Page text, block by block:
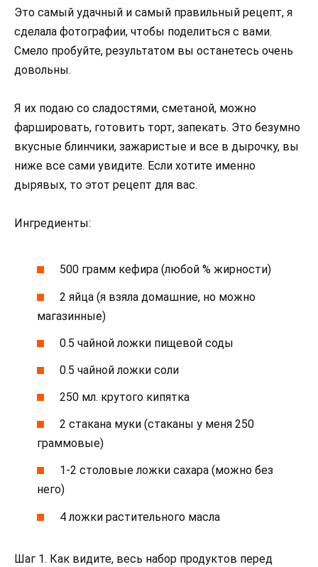
Это самый удачный и самый правильный рецепт, я
сделала фотографии, чтобы поделиться с вами.
Смело пробуйте, результатом вы останетесь очень
довольны.
Я их подаю со сладостями, сметаной, можно
фаршировать, готовить торт, запекать. Это безумно
вкусные блинчики, зажаристые и все в дырочку, вы
ниже все сами увидите. Если хотите именно
дырявых, то этот рецепт для вас.
Ингредиенты:
500 грамм кефира (любой % жирности)
2 яйца (я взяла домашние, но можно
магазинные)
0.5 чайной ложки пищевой соды
0.5 чайной ложки соли
250 мл. крутого кипятка
2 стакана муки (стаканы у меня 250
граммовые)
1-2 столовые ложки сахара (можно без
него)
4 ложки растительного масла
Шаг 1. Как видите, весь набор продуктов перед